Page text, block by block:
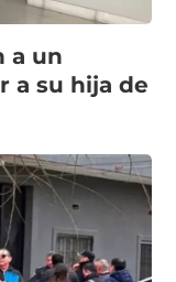
a un
a su hija de